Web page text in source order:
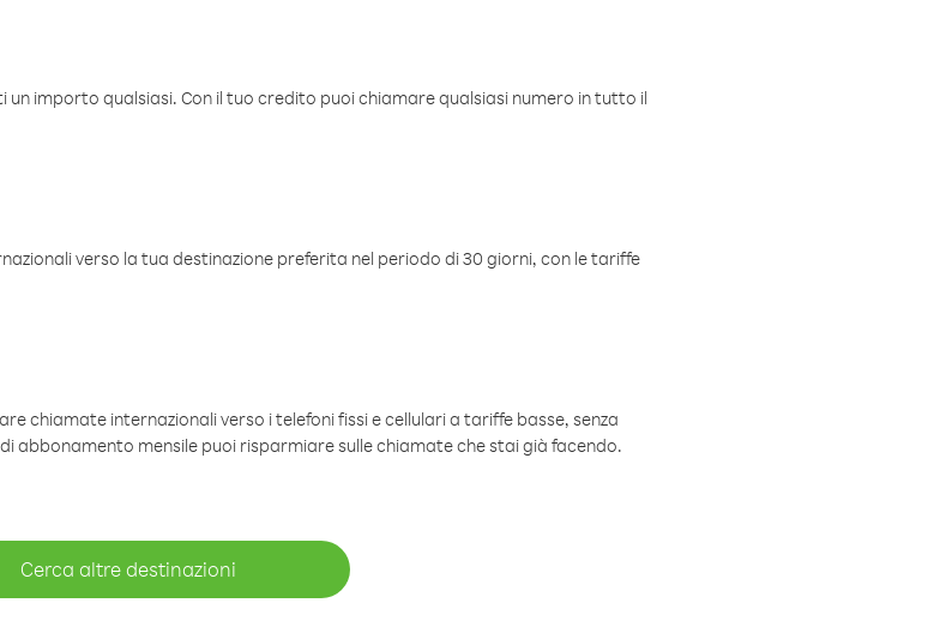
importo qualsiasi. Con il tuo credito puoi chiamare qualsiasi numero in tutto il
verso la tua destinazione preferita nel periodo di 30 giorni, con le tariffe
chiamate internazionali verso i telefoni fissi e cellulari a tariffe basse, senza
abbonamento mensile puoi risparmiare sulle chiamate che stai già facendo.
Cerca altre destinazioni